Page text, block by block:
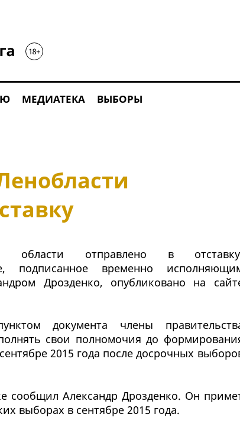
МЕДИАТЕКА ВЫБОРЫ
области отправлено в
подписанное временно
Дрозденко, опубликовано на
документа члены
свои полномочия до
2015 года после досрочных
сообщил Александр Дрозденко. Он
выборах в сентябре 2015 года.